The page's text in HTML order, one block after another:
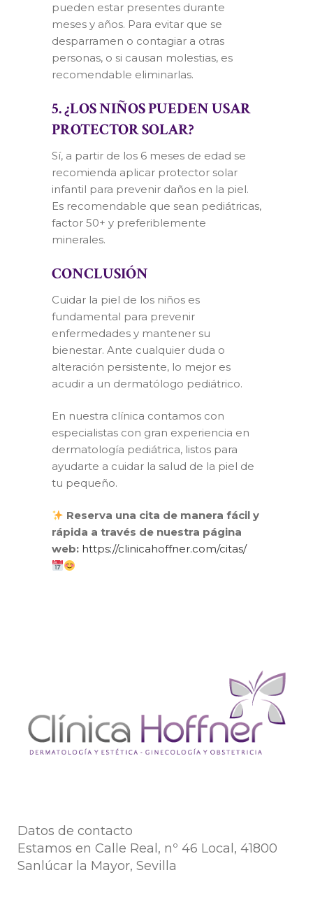
pueden estar presentes durante
meses y años. Para evitar que se
desparramen o contagiar a otras
personas, o si causan molestias, es
recomendable eliminarlas.
5. ¿LOS NIÑOS PUEDEN USAR
PROTECTOR SOLAR?
Sí, a partir de los 6 meses de edad se
recomienda aplicar protector solar
infantil para prevenir daños en la piel.
Es recomendable que sean pediátricas,
factor 50+ y preferiblemente
minerales.
CONCLUSIÓN
Cuidar la piel de los niños es
fundamental para prevenir
enfermedades y mantener su
bienestar. Ante cualquier duda o
alteración persistente, lo mejor es
acudir a un dermatólogo pediátrico.
En nuestra clínica contamos con
especialistas con gran experiencia en
dermatología pediátrica, listos para
ayudarte a cuidar la salud de la piel de
tu pequeño.
Reserva una cita de manera fácil y
rápida a través de nuestra página
web: https://clinicahoffner.com/citas/
Datos de contacto
Estamos en Calle Real, nº 46 Local, 41800
Sanlúcar la Mayor, Sevilla